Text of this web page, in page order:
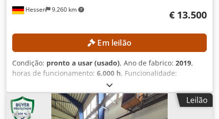
Hessen 9.260 km € 13.500
Em leilão
Condição: pronto a usar (usado), Ano de fabrico: 2019,
horas de funcionamento: 6.000 h, Funcionalidade:
, capacidade de carga:
do braço:1.130 mm, Sem preço mínimo – venda garantida
ao licitante que oferecer o valor mais alto! Leilão de dois
robôs ABB IRB 360 (Flexpicker), incluindo sistema de visão!
Leilão